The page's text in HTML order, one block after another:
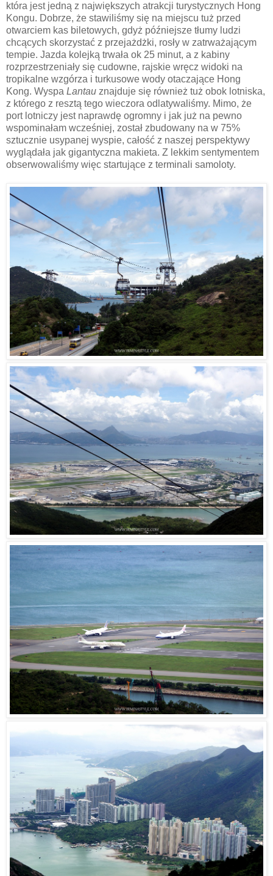
która jest jedną z największych atrakcji turystycznych Hong
Kongu. Dobrze, że stawiliśmy się na miejscu tuż przed
otwarciem kas biletowych, gdyż późniejsze tłumy ludzi
chcących skorzystać z przejażdżki, rosły w zatrważającym
tempie. Jazda kolejką trwała ok 25 minut, a z kabiny
rozprzestrzeniały się cudowne, rajskie wręcz widoki na
tropikalne wzgórza i turkusowe wody otaczające Hong
Kong. Wyspa Lantau znajduje się również tuż obok lotniska,
z którego z resztą tego wieczora odlatywaliśmy. Mimo, że
port lotniczy jest naprawdę ogromny i jak już na pewno
wspominałam wcześniej, został zbudowany na w 75%
sztucznie usypanej wyspie, całość z naszej perspektywy
wyglądała jak gigantyczna makieta. Z lekkim sentymentem
obserwowaliśmy więc startujące z terminali samoloty.